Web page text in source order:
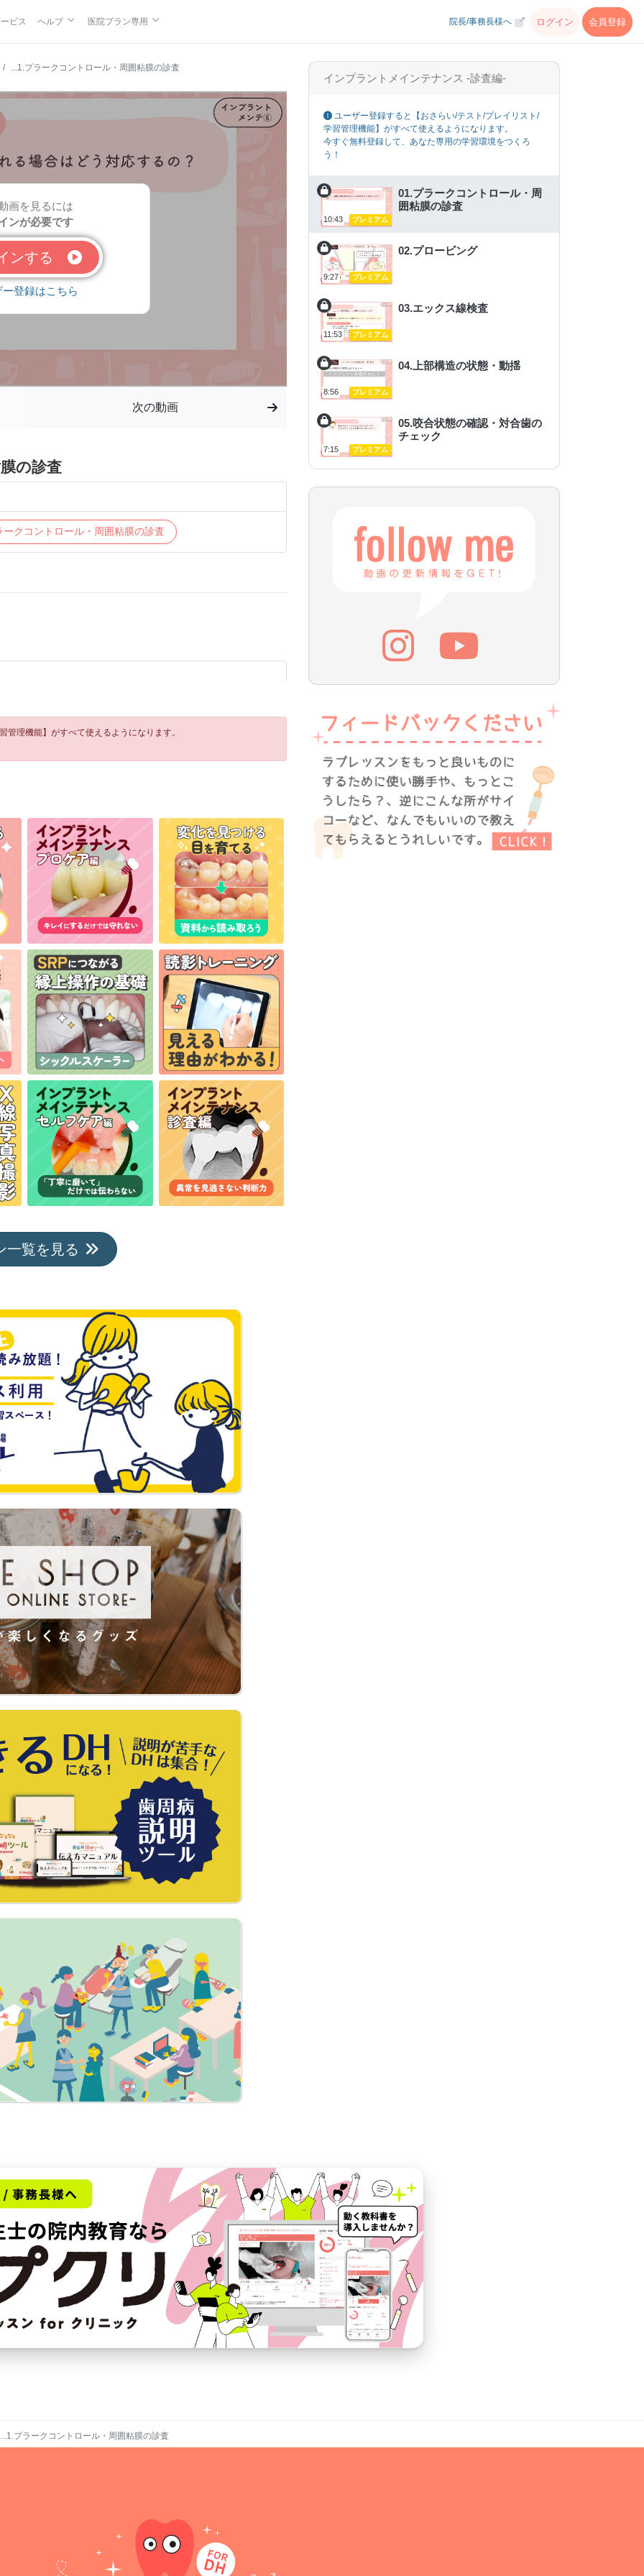
ビス ヘルプ 医院プラン専用 院長/事務長様へ ログイン 会員登録
...1.プラークコントロール・周囲粘膜の診査
画を見るには
ンが必要です
ンする
登録はこちら
次の動画
の診査
クコントロール・周囲粘膜の診査
理機能】がすべて使えるようになります。
一覧を見る
インプラントメインテナンス -診査編-
ユーザー登録すると【おさらい/テスト/プレイリスト/
学習管理機能】がすべて使えるようになります。
今すぐ無料登録して、あなた専用の学習環境をつくろ
う！
10:43 プレミアム
01.プラークコントロール・周
囲粘膜の診査
9:27 プレミアム
02.プロービング
11:53 プレミアム
03.エックス線検査
8:56 プレミアム
04.上部構造の状態・動揺
7:15 プレミアム
05.咬合状態の確認・対合歯の
チェック
...1.プラークコントロール・周囲粘膜の診査